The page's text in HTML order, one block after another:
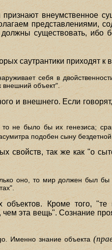
признают внеумственное
существовать, ибо
саутрантики приходят
себя в
объект".
и внешнего. Если
не было бы их генезиса;
подобен сыну
свойств, так же как "о
оно, то мир должен был
Кроме того,
эта вещь". Сознание
Именно знание объекта